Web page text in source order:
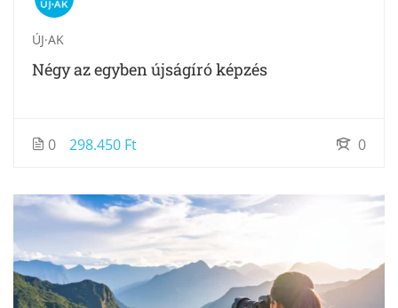
ÚJ·AK
Négy az egyben újságíró képzés
0 0
298.450 Ft